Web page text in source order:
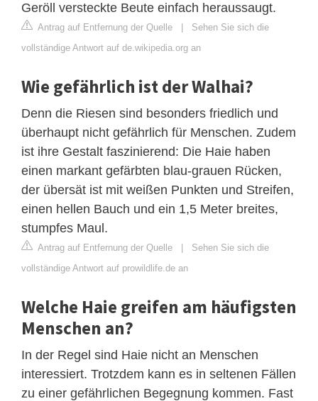
Geröll versteckte Beute einfach heraussaugt.
Antrag auf Entfernung der Quelle | Sehen Sie sich die
vollständige Antwort auf de.wikipedia.org an
Wie gefährlich ist der Walhai?
Denn die Riesen sind besonders friedlich und
überhaupt nicht gefährlich für Menschen. Zudem
ist ihre Gestalt faszinierend: Die Haie haben
einen markant gefärbten blau-grauen Rücken,
der übersät ist mit weißen Punkten und Streifen,
einen hellen Bauch und ein 1,5 Meter breites,
stumpfes Maul.
Antrag auf Entfernung der Quelle | Sehen Sie sich die
vollständige Antwort auf prowildlife.de an
Welche Haie greifen am häufigsten
Menschen an?
In der Regel sind Haie nicht an Menschen
interessiert. Trotzdem kann es in seltenen Fällen
zu einer gefährlichen Begegnung kommen. Fast